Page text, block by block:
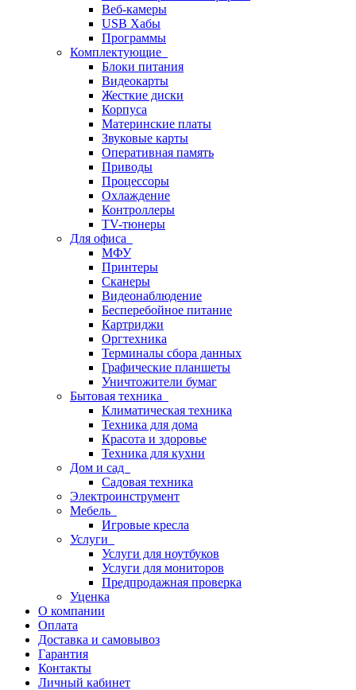
Веб-камеры
USB Хабы
Программы
Комплектующие
Блоки питания
Видеокарты
Жесткие диски
Корпуса
Материнские платы
Звуковые карты
Оперативная память
Приводы
Процессоры
Охлаждение
Контроллеры
TV-тюнеры
Для офиса
МФУ
Принтеры
Сканеры
Видеонаблюдение
Бесперебойное питание
Картриджи
Оргтехника
Терминалы сбора данных
Графические планшеты
Уничтожители бумаг
Бытовая техника
Климатическая техника
Техника для дома
Красота и здоровье
Техника для кухни
Дом и сад
Садовая техника
Электроинструмент
Мебель
Игровые кресла
Услуги
Услуги для ноутбуков
Услуги для мониторов
Предпродажная проверка
Уценка
О компании
Оплата
Доставка и самовывоз
Гарантия
Контакты
Личный кабинет